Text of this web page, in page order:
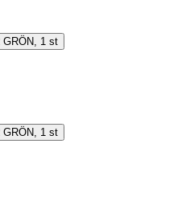
GRÖN, 1 st
GRÖN, 1 st